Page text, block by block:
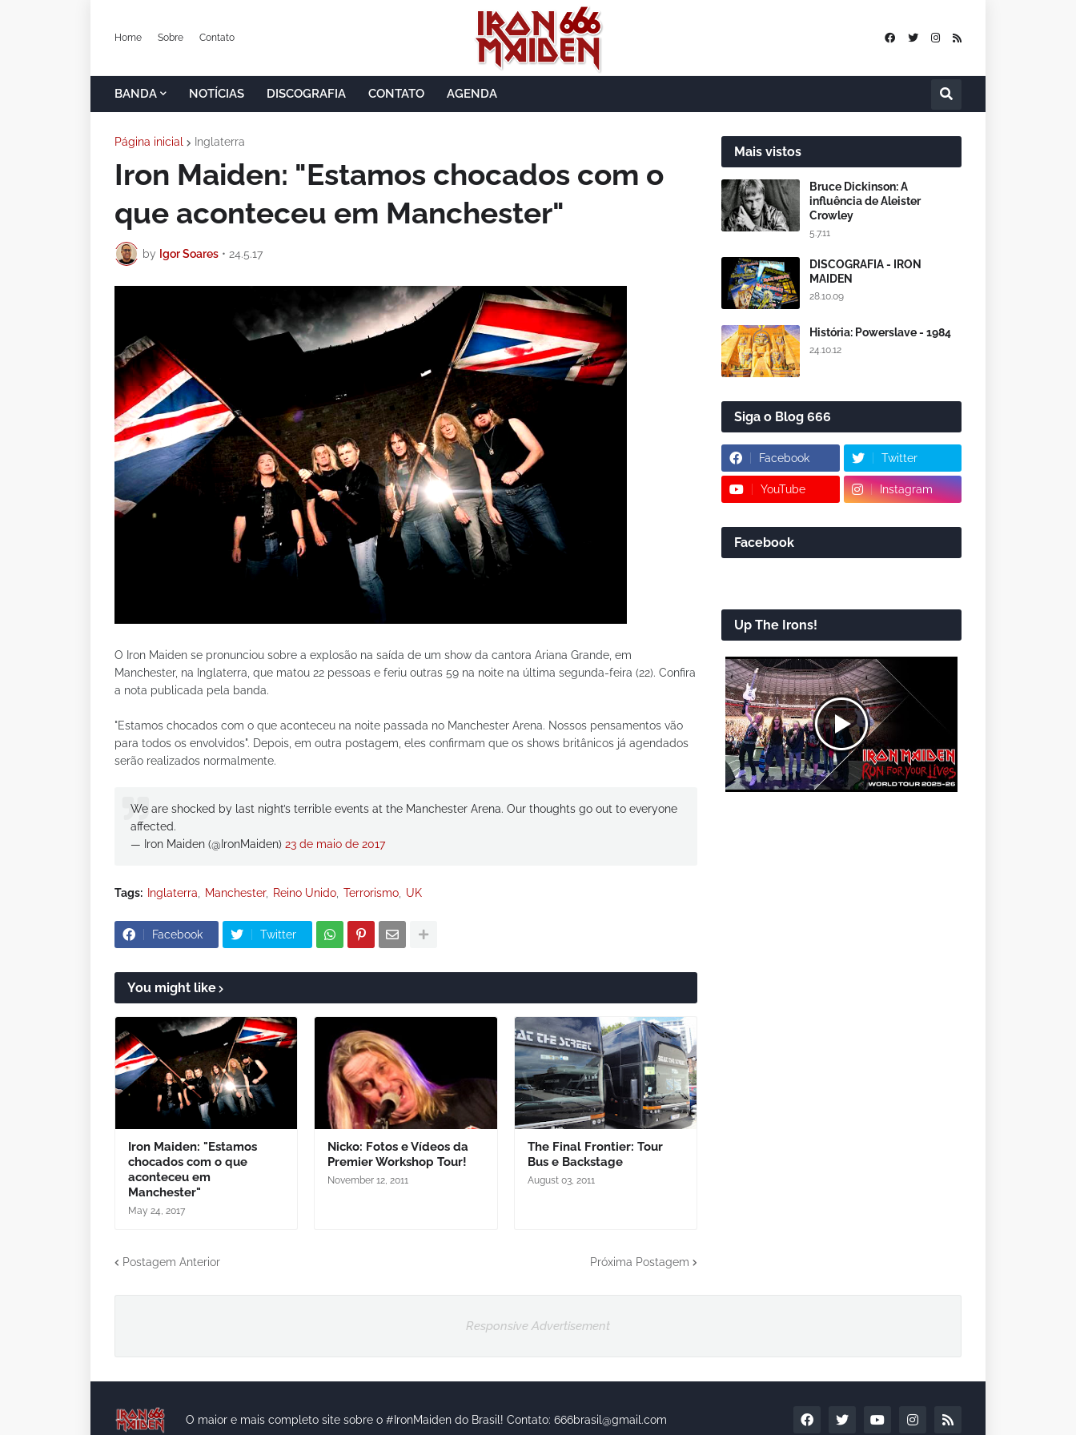
Home Sobre Contato
BANDA NOTÍCIAS DISCOGRAFIA CONTATO AGENDA
Página inicial Inglaterra
Iron Maiden: "Estamos chocados com o
que aconteceu em Manchester"
by Igor Soares • 24.5.17
O Iron Maiden se pronunciou sobre a explosão na saída de um show da cantora Ariana Grande, em
Manchester, na Inglaterra, que matou 22 pessoas e feriu outras 59 na noite na última segunda-feira (22). Confira
a nota publicada pela banda.
"Estamos chocados com o que aconteceu na noite passada no Manchester Arena. Nossos pensamentos vão
para todos os envolvidos". Depois, em outra postagem, eles confirmam que os shows britânicos já agendados
serão realizados normalmente.
We are shocked by last night’s terrible events at the Manchester Arena. Our thoughts go out to everyone
affected.
— Iron Maiden (@IronMaiden) 23 de maio de 2017
Tags: Inglaterra Manchester Reino Unido Terrorismo UK
Facebook Twitter
You might like
Iron Maiden: "Estamos
chocados com o que
aconteceu em
Manchester"
May 24, 2017
Nicko: Fotos e Vídeos da
Premier Workshop Tour!
November 12, 2011
The Final Frontier: Tour
Bus e Backstage
August 03, 2011
Postagem Anterior Próxima Postagem
Mais vistos
Bruce Dickinson: A
influência de Aleister
Crowley
5.7.11
DISCOGRAFIA - IRON
MAIDEN
28.10.09
História: Powerslave - 1984
24.10.12
Siga o Blog 666
Facebook Twitter
YouTube Instagram
Facebook
Up The Irons!
Responsive Advertisement
O maior e mais completo site sobre o #IronMaiden do Brasil! Contato: 666brasil@gmail.com